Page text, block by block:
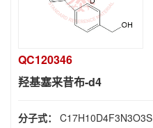
QC120346
羟基塞来昔布-d4
分子式： C17H10D4F3N3O3S